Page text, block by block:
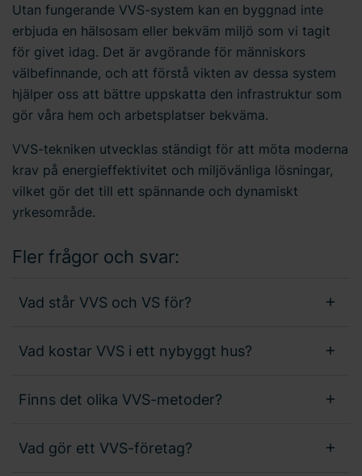
Utan fungerande VVS-system kan en byggnad inte
erbjuda en hälsosam eller bekväm miljö som vi tagit
för givet idag. Det är avgörande för människors
välbefinnande, och att förstå vikten av dessa system
hjälper oss att bättre uppskatta den infrastruktur som
gör våra hem och arbetsplatser bekväma.
VVS-tekniken utvecklas ständigt för att möta moderna
krav på energieffektivitet och miljövänliga lösningar,
vilket gör det till ett spännande och dynamiskt
yrkesområde.
Fler frågor och svar:
Vad står VVS och VS för?
Vad kostar VVS i ett nybyggt hus?
Finns det olika VVS-metoder?
Vad gör ett VVS-företag?